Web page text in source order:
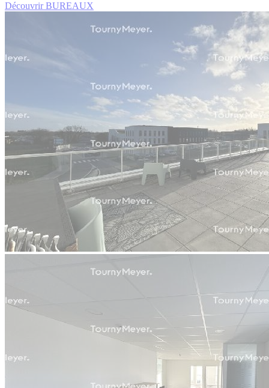
Découvrir BUREAUX